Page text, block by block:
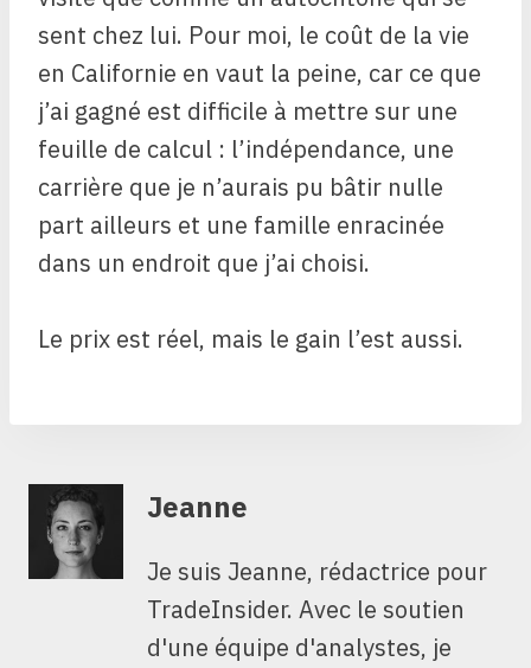
sent chez lui. Pour moi, le coût de la vie
en Californie en vaut la peine, car ce que
j’ai gagné est difficile à mettre sur une
feuille de calcul : l’indépendance, une
carrière que je n’aurais pu bâtir nulle
part ailleurs et une famille enracinée
dans un endroit que j’ai choisi.
Le prix est réel, mais le gain l’est aussi.
Jeanne
Je suis Jeanne, rédactrice pour
TradeInsider. Avec le soutien
d'une équipe d'analystes, je